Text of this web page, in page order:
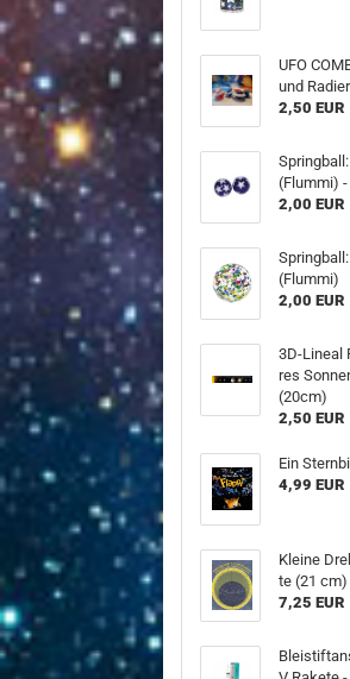
UFO
und
2,50 EUR
(Flum­mi)
2,00 EUR
(Flum­mi)
2,00 EUR
3D-​Lineal
res
(20cm)
2,50 EUR
Ein
4,99 EUR
Klei­ne
te (21 cm)
7,25 EUR